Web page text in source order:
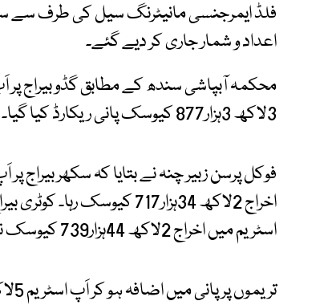
فلڈ ایمرجنسی مانیٹرنگ سیل کی طرف سے
اعداد و شمار جاری کر دیے گئے۔
3لاکھ 3ہزار877 کیوسک پانی ریکارڈ کیا گیا۔
اسٹریم میں اخراج 2لاکھ 44ہزار739 کیوسک نوٹ کیا گیا۔
تریموں پر پانی میں اضافہ ہو کر اَپ اسٹریم 5لاکھ 50ہزار965 ریکارڈ کیا گیا ہے۔